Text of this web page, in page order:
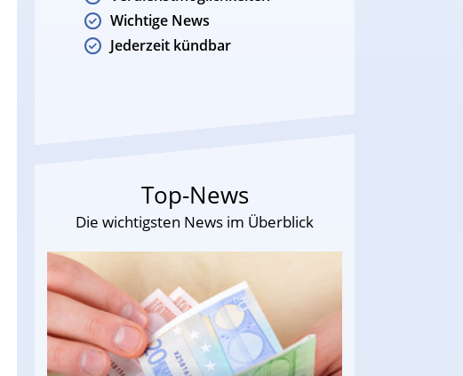
Wichtige News
Jederzeit kündbar
Top-News
Die wichtigsten News im Überblick